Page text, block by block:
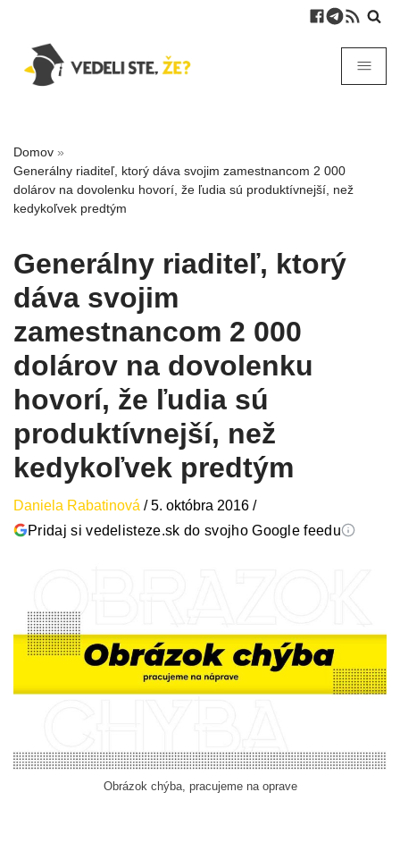
Domov »
Generálny riaditeľ, ktorý dáva svojim zamestnancom 2 000
dolárov na dovolenku hovorí, že ľudia sú produktívnejší, než
kedykoľvek predtým
Generálny riaditeľ, ktorý
dáva svojim
zamestnancom 2 000
dolárov na dovolenku
hovorí, že ľudia sú
produktívnejší, než
kedykoľvek predtým
Daniela Rabatinová /5. októbra 2016 /
Pridaj si vedelisteze.sk do svojho Google feedu
Obrázok chýba, pracujeme na oprave